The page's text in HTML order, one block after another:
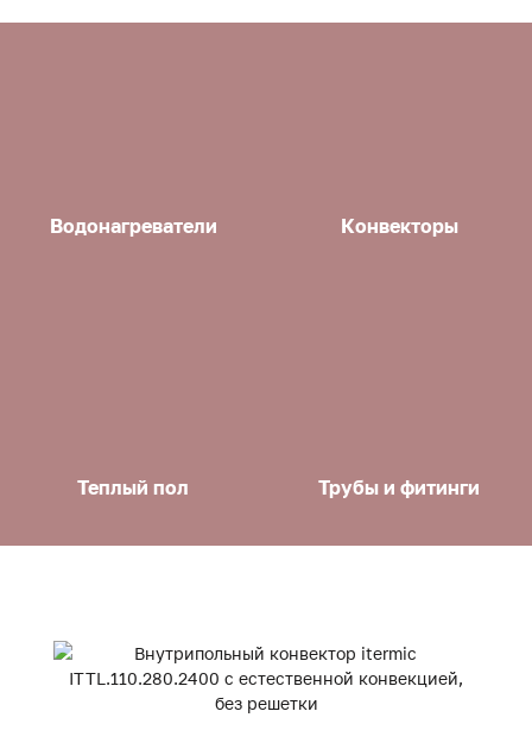
Водонагреватели Конвекторы
Теплый пол Трубы и фитинги